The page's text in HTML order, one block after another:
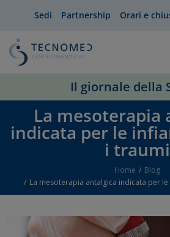
Sedi Partnership Orari e
Il giornale della
La mesoterapia
indicata per le
i traumi
Home
Blog
La mesoterapia antalgica indicata per